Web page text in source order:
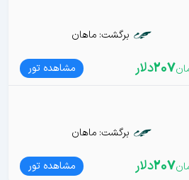
برگشت: ماهان
207دلار مشاهده تور
برگشت: ماهان
207دلار مشاهده تور